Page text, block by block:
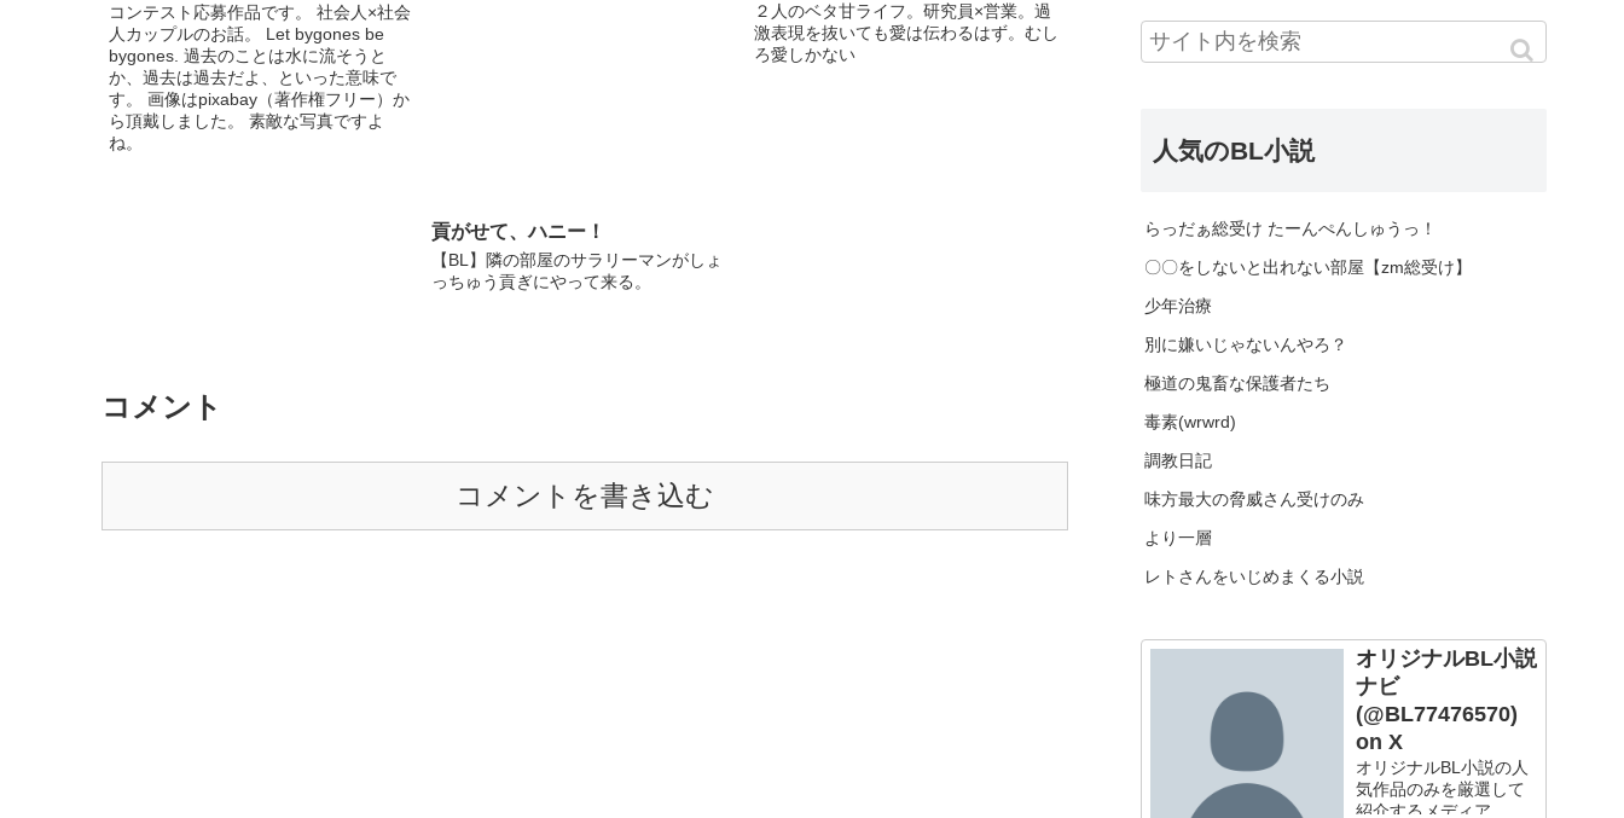
コンテスト応募作品です。 社会人×社会
人カップルのお話。 Let bygones be
bygones. 過去のことは水に流そうと
か、過去は過去だよ、といった意味で
す。 画像はpixabay（著作権フリー）か
ら頂戴しました。 素敵な写真ですよ
ね。
２人のベタ甘ライフ。研究員×営業。過
激表現を抜いても愛は伝わるはず。むし
ろ愛しかない
貢がせて、ハニー！
【BL】隣の部屋のサラリーマンがしょ
っちゅう貢ぎにやって来る。
コメント
コメントを書き込む
人気のBL小説
らっだぁ総受け たーんぺんしゅうっ！
〇〇をしないと出れない部屋【zm総受け】
少年治療
別に嫌いじゃないんやろ？
極道の鬼畜な保護者たち
毒素(wrwrd)
調教日記
味方最大の脅威さん受けのみ
より一層
レトさんをいじめまくる小説
オリジナルBL小説
ナビ
(@BL77476570)
on X
オリジナルBL小説の人
気作品のみを厳選して
紹介するメディア